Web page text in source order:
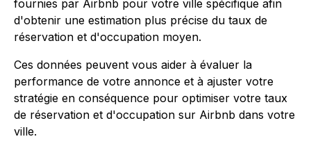
fournies par Airbnb pour votre ville spécifique afin
d'obtenir une estimation plus précise du taux de
réservation et d'occupation moyen.
Ces données peuvent vous aider à évaluer la
performance de votre annonce et à ajuster votre
stratégie en conséquence pour optimiser votre taux
de réservation et d'occupation sur Airbnb dans votre
ville.